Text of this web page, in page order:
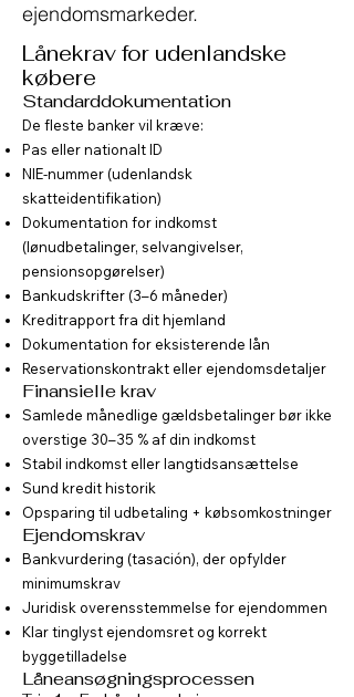
ejendomsmarkeder.
Lånekrav for udenlandske
købere
Standarddokumentation
De fleste banker vil kræve:
Pas eller nationalt ID
NIE-nummer (udenlandsk
skatteidentifikation)
Dokumentation for indkomst
(lønudbetalinger, selvangivelser,
pensionsopgørelser)
Bankudskrifter (3–6 måneder)
Kreditrapport fra dit hjemland
Dokumentation for eksisterende lån
Reservationskontrakt eller ejendomsdetaljer
Finansielle krav
Samlede månedlige gældsbetalinger bør ikke
overstige 30–35 % af din indkomst
Stabil indkomst eller langtidsansættelse
Sund kredit historik
Opsparing til udbetaling + købsomkostninger
Ejendomskrav
Bankvurdering (tasación), der opfylder
minimumskrav
Juridisk overensstemmelse for ejendommen
Klar tinglyst ejendomsret og korrekt
byggetilladelse
Låneansøgningsprocessen